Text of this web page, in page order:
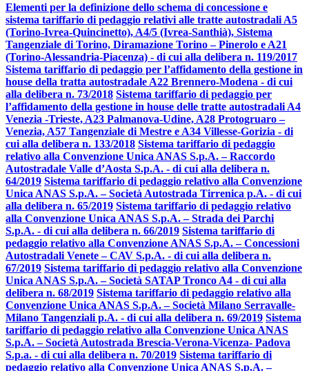
Elementi per la definizione dello schema di concessione e
sistema tariffario di pedaggio relativi alle tratte autostradali A5
(Torino-Ivrea-Quincinetto), A4/5 (Ivrea-Santhià), Sistema
Tangenziale di Torino, Diramazione Torino – Pinerolo e A21
(Torino-Alessandria-Piacenza) - di cui alla delibera n. 119/2017
Sistema tariffario di pedaggio per l’affidamento della gestione in
house della tratta autostradale A22 Brennero-Modena - di cui
alla delibera n. 73/2018 Sistema tariffario di pedaggio per
l’affidamento della gestione in house delle tratte autostradali A4
Venezia -Trieste, A23 Palmanova-Udine, A28 Protogruaro –
Venezia, A57 Tangenziale di Mestre e A34 Villesse-Gorizia - di
cui alla delibera n. 133/2018 Sistema tariffario di pedaggio
relativo alla Convenzione Unica ANAS S.p.A. – Raccordo
Autostradale Valle d’Aosta S.p.A. - di cui alla delibera n.
64/2019 Sistema tariffario di pedaggio relativo alla Convenzione
Unica ANAS S.p.A. – Società Autostrada Tirrenica p.A. - di cui
alla delibera n. 65/2019 Sistema tariffario di pedaggio relativo
alla Convenzione Unica ANAS S.p.A. – Strada dei Parchi
S.p.A. - di cui alla delibera n. 66/2019 Sistema tariffario di
pedaggio relativo alla Convenzione ANAS S.p.A. – Concessioni
Autostradali Venete – CAV S.p.A. - di cui alla delibera n.
67/2019 Sistema tariffario di pedaggio relativo alla Convenzione
Unica ANAS S.p.A. – Società SATAP Tronco A4 - di cui alla
delibera n. 68/2019 Sistema tariffario di pedaggio relativo alla
Convenzione Unica ANAS S.p.A. – Società Milano Serravalle-
Milano Tangenziali p.A. - di cui alla delibera n. 69/2019 Sistema
tariffario di pedaggio relativo alla Convenzione Unica ANAS
S.p.A. – Società Autostrada Brescia-Verona-Vicenza- Padova
S.p.a. - di cui alla delibera n. 70/2019 Sistema tariffario di
pedaggio relativo alla Convenzione Unica ANAS S.p.A. –